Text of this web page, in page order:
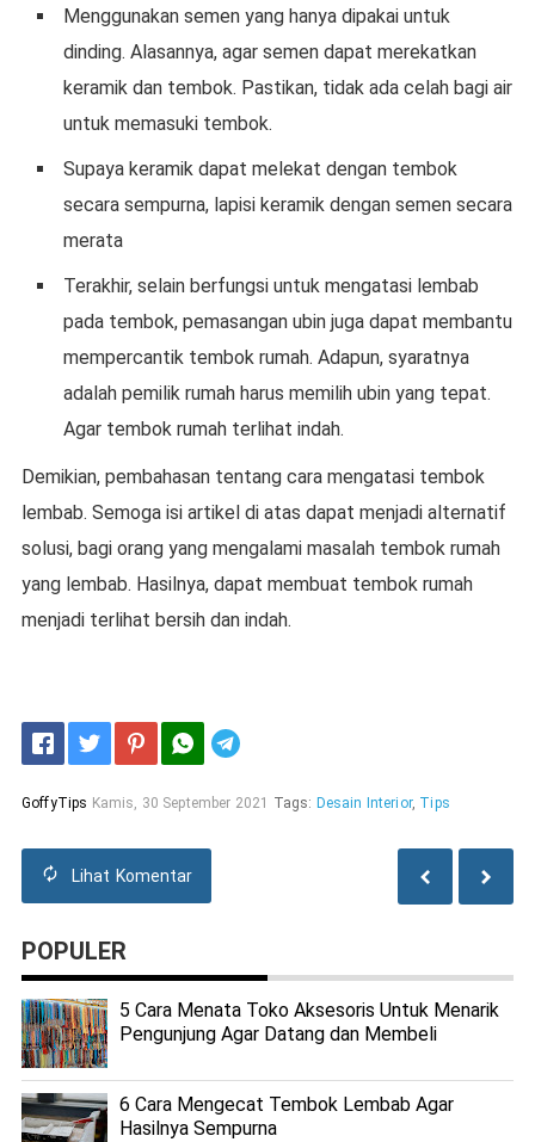
Menggunakan semen yang hanya dipakai untuk
dinding. Alasannya, agar semen dapat merekatkan
keramik dan tembok. Pastikan, tidak ada celah bagi air
untuk memasuki tembok.
Supaya keramik dapat melekat dengan tembok
secara sempurna, lapisi keramik dengan semen secara
merata
Terakhir, selain berfungsi untuk mengatasi lembab
pada tembok, pemasangan ubin juga dapat membantu
mempercantik tembok rumah. Adapun, syaratnya
adalah pemilik rumah harus memilih ubin yang tepat.
Agar tembok rumah terlihat indah.
Demikian, pembahasan tentang cara mengatasi tembok
lembab. Semoga isi artikel di atas dapat menjadi alternatif
solusi, bagi orang yang mengalami masalah tembok rumah
yang lembab. Hasilnya, dapat membuat tembok rumah
menjadi terlihat bersih dan indah.
GoffyTips Kamis, 30 September 2021 Tags: Desain Interior, Tips
Lihat Komentar
POPULER
5 Cara Menata Toko Aksesoris Untuk Menarik
Pengunjung Agar Datang dan Membeli
6 Cara Mengecat Tembok Lembab Agar
Hasilnya Sempurna